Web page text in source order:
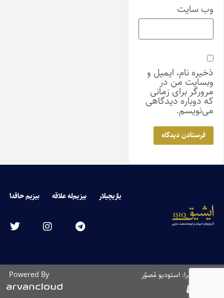
وب‌ سایت
ذخیره نام، ایمیل و
وبسایت من در
مرورگر برای زمانی
که دوباره دیدگاهی
می‌نویسم.
یازیچیلار بیزیم‌له علاقه بیزیم حاقدا
طراحی و اجرا: استودیو مُصوّر Powered By